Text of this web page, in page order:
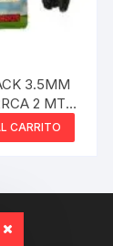
3.5MM
2 MTS
CARRITO